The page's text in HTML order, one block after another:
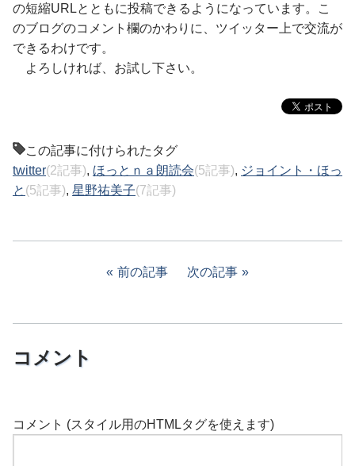
の短縮URLとともに投稿できるようになっています。こ
のブログのコメント欄のかわりに、ツイッター上で交流が
できるわけです。
よろしければ、お試し下さい。
この記事に付けられたタグ
twitter(2記事), ほっとｎａ朗読会(5記事), ジョイント・ほっ
と (5記事), 星野祐美子(7記事)
前の記事 次の記事
コメント
コメント (スタイル用のHTMLタグを使えます)